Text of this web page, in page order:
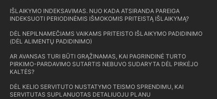
IŠLAIKYMO INDEKSAVIMAS. NUO KADA ATSIRANDA PAREIGA
INDEKSUOTI PERIODINĖMIS IŠMOKOMIS PRITEISTĄ IŠLAIKYMĄ?
DĖL NEPILNAMEČIAMS VAIKAMS PRITEISTO IŠLAIKYMO PADIDINIMO
(DĖL ALIMENTŲ PADIDINIMO)
AR AVANSAS TURI BŪTI GRĄŽINAMAS, KAI PAGRINDINĖ TURTO
PIRKIMO-PARDAVIMO SUTARTIS NEBUVO SUDARYTA DĖL PIRKĖJO
KALTĖS?
DĖL KELIO SERVITUTO NUSTATYMO TEISMO SPRENDIMU, KAI
SERVITUTAS SUPLANUOTAS DETALIUOJU PLANU